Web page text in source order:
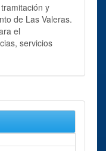
y
de Las Valeras.
el
servicios